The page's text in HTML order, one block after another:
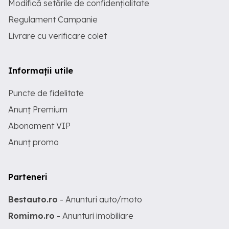
Modifică setările de confidențialitate
Regulament Campanie
Livrare cu verificare colet
Informații utile
Puncte de fidelitate
Anunț Premium
Abonament VIP
Anunț promo
Parteneri
Bestauto.ro - Anunturi auto/moto
Romimo.ro - Anunturi imobiliare